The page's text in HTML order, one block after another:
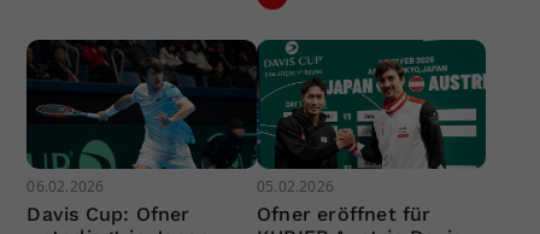
06.02.2026
Davis Cup: Ofner
05.02.2026
Ofner eröffnet für